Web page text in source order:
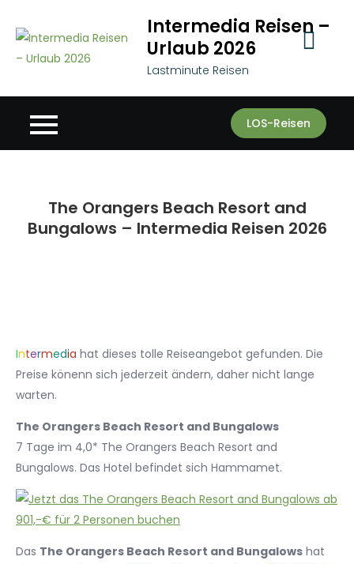
content
Intermedia Reisen –
Urlaub 2026
Lastminute Reisen
LOS-Reisen
The Orangers Beach Resort and
Bungalows – Intermedia Reisen 2026
Intermedia hat dieses tolle Reiseangebot gefunden. Die
Preise könenn sich jederzeit ändern, daher nicht lange
warten.
The Orangers Beach Resort and Bungalows
7 Tage im 4,0* The Orangers Beach Resort and
Bungalows. Das Hotel befindet sich Hammamet.
Das The Orangers Beach Resort and Bungalows hat